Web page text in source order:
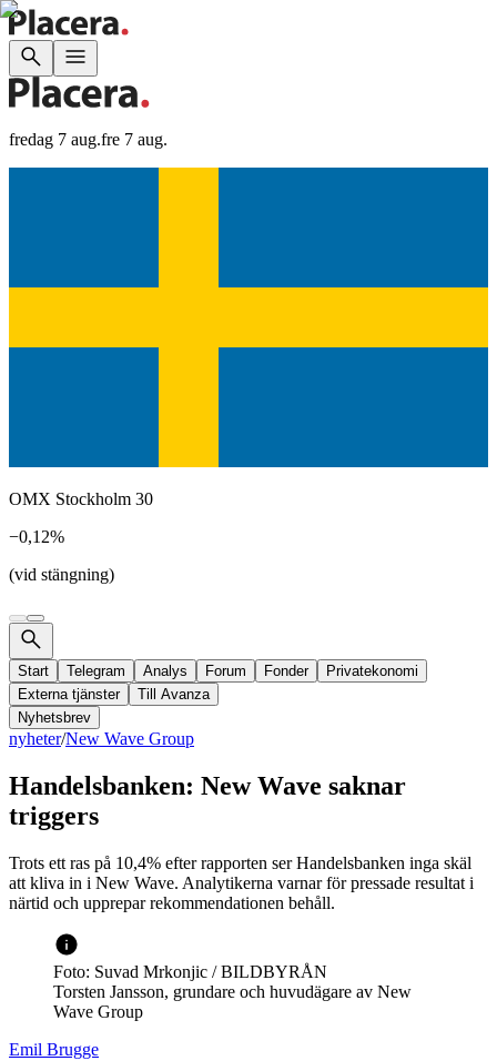
fredag 7 aug.fre 7 aug.
OMX Stockholm 30
−0,12%
(vid stängning)
Start Telegram Analys Forum Fonder
Privatekonomi
Externa tjänster
Till Avanza
Nyhetsbrev
nyheter/New Wave Group
Handelsbanken: New Wave saknar
triggers
Trots ett ras på 10,4% efter rapporten ser Handelsbanken inga skäl
att kliva in i New Wave. Analytikerna varnar för pressade resultat i
närtid och upprepar rekommendationen behåll.
Foto: Suvad Mrkonjic / BILDBYRÅN
Torsten Jansson, grundare och huvudägare av New
Wave Group
Emil Brugge